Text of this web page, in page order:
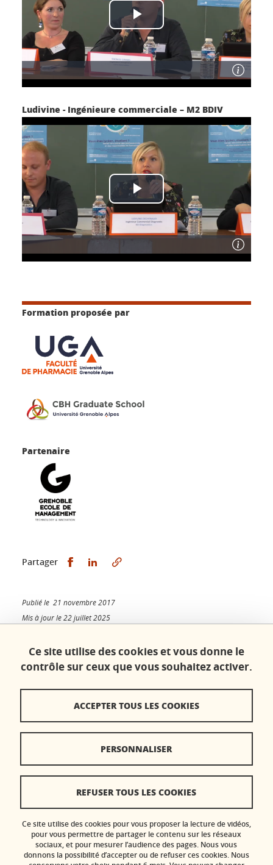
Ludivine - Ingénieure commerciale – M2 BDIV
Formation proposée par
Partenaire
Partager Partager sur Facebook
Partager sur LinkedIn
Publié le 21 novembre 2017
Mis à jour le 22 juillet 2025
Contacts
Crédits
Données personnelles
Gestion des cookies
Accessibilité : non conforme
Ce site utilise des cookies et vous donne le
contrôle sur ceux que vous souhaitez activer.
Ce site utilise des cookies pour vous proposer la lecture de vidéos,
pour vous permettre de partager le contenu sur les réseaux
sociaux, et pour mesurer l’audience des pages. Nous vous
donnons la possibilité d’accepter ou de refuser ces cookies. Nous
ACCEPTER TOUS LES COOKIES
REFUSER TOUS LES COOKIES
PERSONNALISER